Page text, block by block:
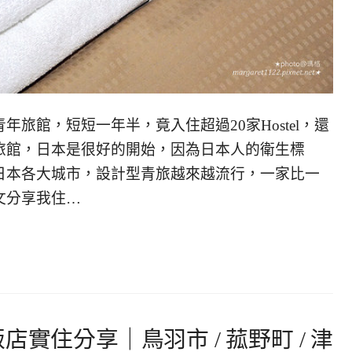
旅館，短短一年半，竟入住超過20家Hostel，還
，日本是很好的開始，因為日本人的衛生標
各大城市，設計型青旅越來越流行，一家比一
分享我住…
實住分享｜鳥羽市 / 菰野町 / 津